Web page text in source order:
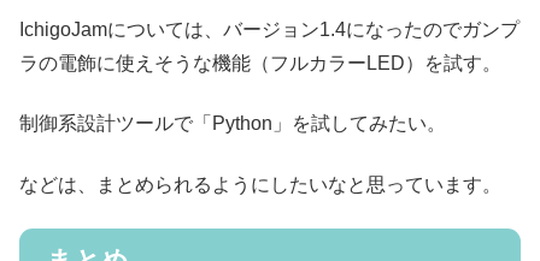
IchigoJamについては、バージョン1.4になったのでガンプ
ラの電飾に使えそうな機能（フルカラーLED）を試す。
制御系設計ツールで「Python」を試してみたい。
などは、まとめられるようにしたいなと思っています。